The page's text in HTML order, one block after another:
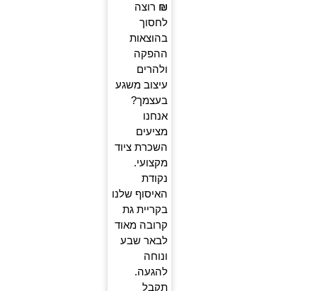
₪ רוצה
לחסוך
בהוצאות
ההפקה
ולהרים
עיצוב משגע
בעצמך?
אנחנו
מציעים
השכרת ציוד
מקצועי.
נקודת
האיסוף שלנו
בקריית גת
קרובה מאוד
לבאר שבע
ונוחה
להגעה.
תקבל